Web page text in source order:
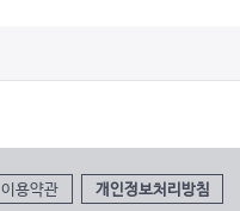
이용약관 개인정보처리방침